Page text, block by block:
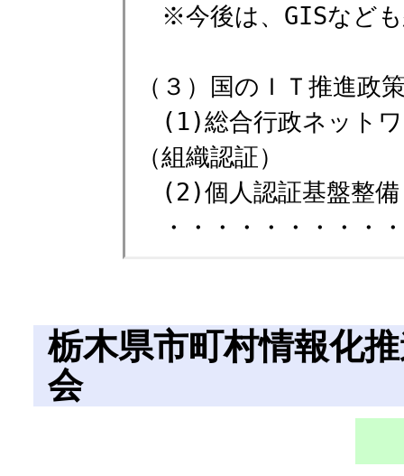
※今後は、GISなども
（３）国のＩＴ推進政
(1)総合行政ネットワ
（組織認証）
(2)個人認証基盤整備
・・・・・・・・・
栃木県市町村情報化
会